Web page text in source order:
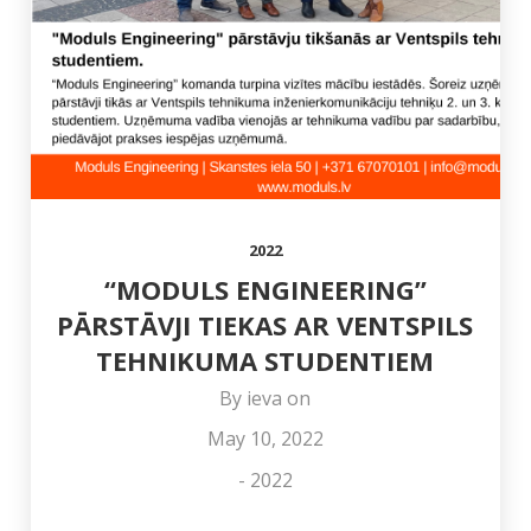
SISTĒMU IZBŪVĒ
RĪGAS
VALSTSPILSĒTAS
PAŠVALDĪBAS
IZGLĪTĪBAS
IESTĀDĒS
SVĒTKOS!
JAUNA
ADRESE
2022
“MODULS ENGINEERING”
PĀRSTĀVJI TIEKAS AR VENTSPILS
TEHNIKUMA STUDENTIEM
By ieva on
May 10, 2022
- 2022